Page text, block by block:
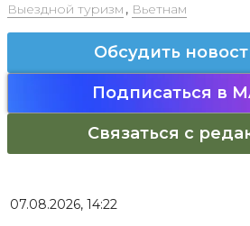
Выездной туризм , Вьетнам
Обсудить
Подписаться в
Связаться с
07.08.2026, 14:22